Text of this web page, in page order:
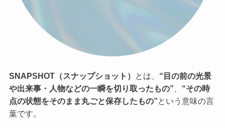
SNAPSHOT（スナップショット） とは、 “目の前の光景
や出来事・人物などの一瞬を切り取ったもの”
“その時
点の状態をそのまま丸ごと保存したもの”という意味の言
葉です。